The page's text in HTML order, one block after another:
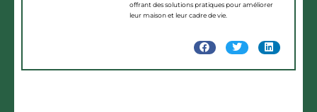
offrant des solutions pratiques pour améliorer
leur maison et leur cadre de vie.